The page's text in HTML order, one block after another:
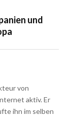
und
von
aktiv. Er
ihn im selben